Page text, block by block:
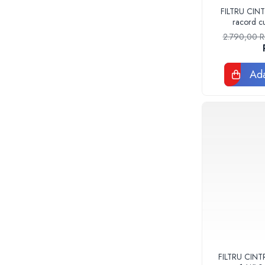
FILTRU
racord
2.790,00
FILTRU